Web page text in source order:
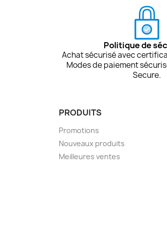
Politique de
Achat sécurisé avec
Modes de paiement
Secure.
PRODUITS
Promotions
Nouveaux produits
Meilleures ventes